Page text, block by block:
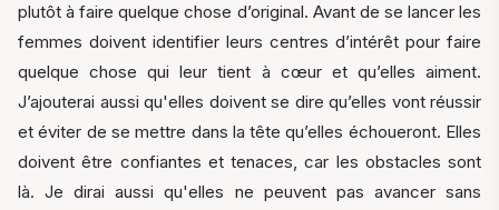
plutôt à faire quelque chose d’original. Avant de se lancer les
femmes doivent identifier leurs centres d’intérêt pour faire
quelque chose qui leur tient à cœur et qu’elles aiment.
J’ajouterai aussi qu'elles doivent se dire qu’elles vont réussir
et éviter de se mettre dans la tête qu’elles échoueront. Elles
doivent être confiantes et tenaces, car les obstacles sont
là. Je dirai aussi qu'elles ne peuvent pas avancer sans